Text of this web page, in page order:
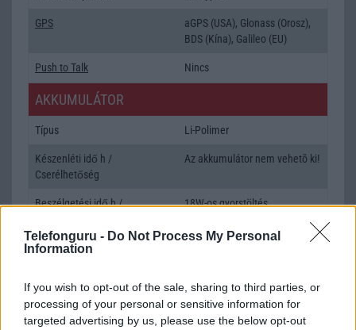
Telefonguru - Do Not Process My Personal
Information
If you wish to opt-out of the sale, sharing to third parties, or
processing of your personal or sensitive information for
targeted advertising by us, please use the below opt-out
GPS
aGPS (USA), Glonass (Orosz),
BDS (Kína), Galileo (EU)
Push to Talk Nincs
AKKUMULÁTOR
Típus Li-Polimer
Készenléti idő h /
Cserélhetőség
Az akkumulátor nem vehetõ ki!
Beszélgetési idő h /
18W-os gyorstöltés
ALKALMAZÁSOK ÉS ÉRZÉKELŐK
Nincs
Flash/Ujjlenyomat olvasó Fingerprint sensor